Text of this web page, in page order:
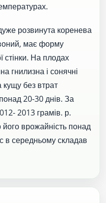
розвинута коренева
має форму
стінки. На плодах
гнилизна і сонячні
без втрат
20-30 днів. За
2013 грамів. р.
врожайність понад
в середньому складав